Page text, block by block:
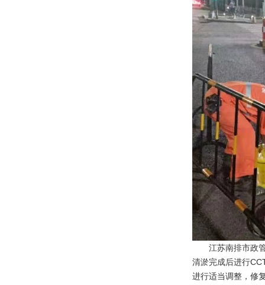
江苏南排市政
清淤完成后进行
进行适当调整，修